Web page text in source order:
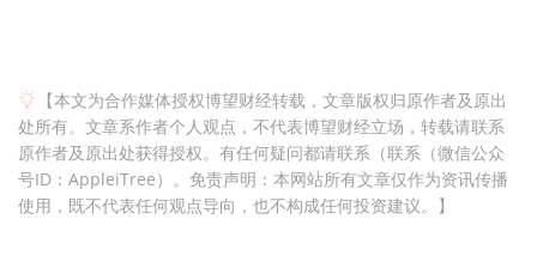
【本文为合作媒体授权博望财经转载，文章版权归原作者及原出
处所有。文章系作者个人观点，不代表博望财经立场，转载请联系
原作者及原出处获得授权。有任何疑问都请联系（联系（微信公众
号ID：AppleiTree）。免责声明：本网站所有文章仅作为资讯传播
使用，既不代表任何观点导向，也不构成任何投资建议。】